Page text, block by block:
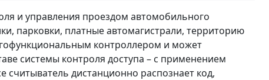
и управления проездом автомобильного
парковки, платные автомагистрали, территорию
контроллером и может
системы контроля доступа – с применением
считыватель дистанционно распознает код,